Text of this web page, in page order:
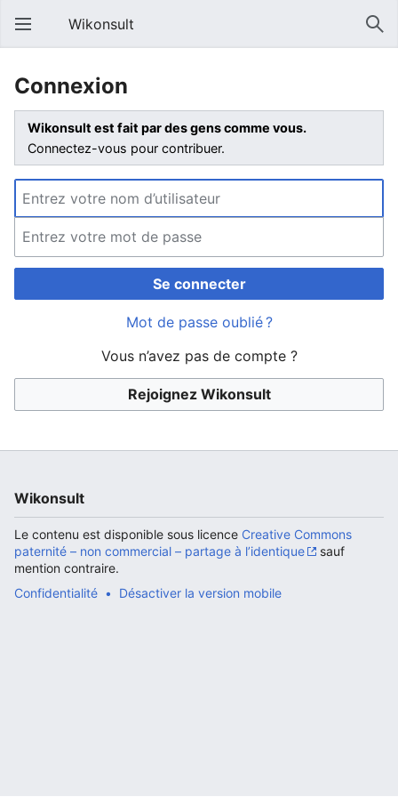
Wikonsult
Connexion
Wikonsult est fait par des gens comme vous.
Connectez-vous pour contribuer.
Se connecter
Mot de passe oublié ?
Vous n’avez pas de compte ?
Rejoignez Wikonsult
Wikonsult
Le contenu est disponible sous licence Creative Commons
paternité – non commercial – partage à l’identique
sauf
mention contraire.
Confidentialité
Désactiver la version mobile